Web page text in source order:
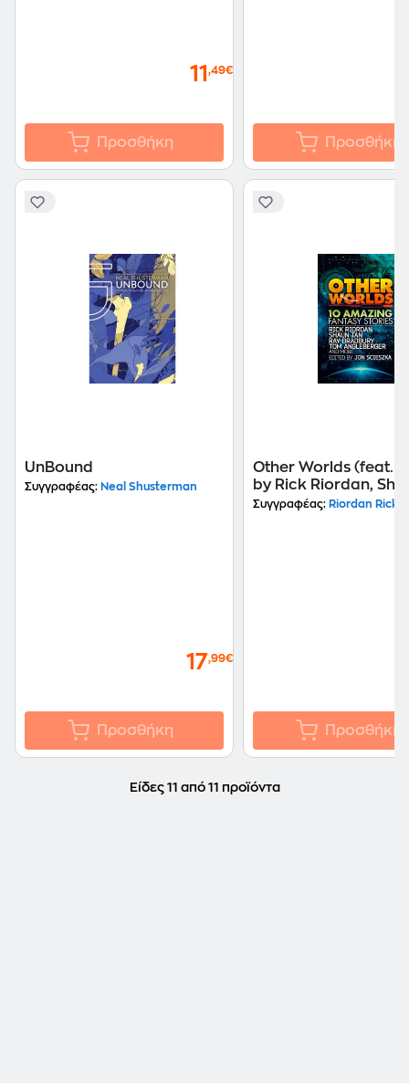
11 ,49€
Προσθήκη Προσθήκη
UnBound
Συγγραφέας: Neal Shusterman
17,99€
Προσθήκη
Other Worlds (feat.
by Rick Riordan,
Tan, Tom
Συγγραφέας: Riordan Rick, Tan , Bradbury Ray, Angleberger Tom,
Προσθήκη
Είδες 11 από 11 προϊόντα